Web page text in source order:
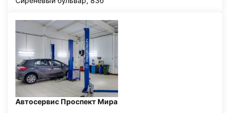
Автосервис Проспект Мира